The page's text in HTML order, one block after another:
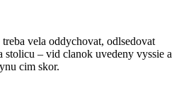
vela oddychovat, odlsedovat
stolicu – vid clanok uvedeny vyssie a
cim skor.